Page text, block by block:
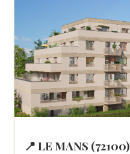
📍 LE MANS (72100)